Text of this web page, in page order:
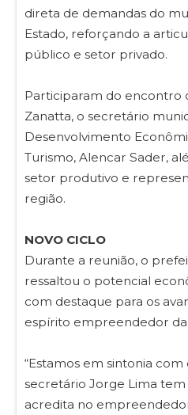
direta de demandas do
Estado, reforçando a
público e setor privado.
Participaram do encontro
Zanatta, o secretário
Desenvolvimento
Turismo, Alencar Sader,
setor produtivo e
região.
NOVO CICLO
Durante a reunião, o
ressaltou o potencial
com destaque para os
espírito empreendedor da
“Estamos em sintonia com
secretário Jorge Lima
acredita no